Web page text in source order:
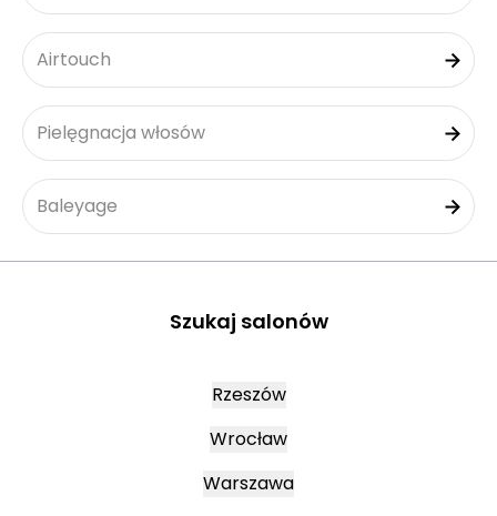
Airtouch
Pielęgnacja włosów
Baleyage
Szukaj salonów
Rzeszów
Wrocław
Warszawa